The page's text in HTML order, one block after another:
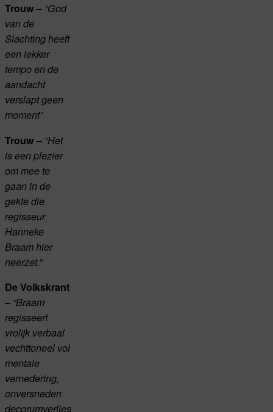
Trouw – “God
van de
Slachting heeft
een lekker
tempo en de
aandacht
verslapt geen
moment”
Trouw – “Het
is een plezier
om mee te
gaan in de
gekte die
regisseur
Hanneke
Braam hier
neerzet.”
De Volkskrant
– “Braam
regisseert
vrolijk verbaal
vechttoneel vol
mentale
vernedering,
onversneden
decorumverlies